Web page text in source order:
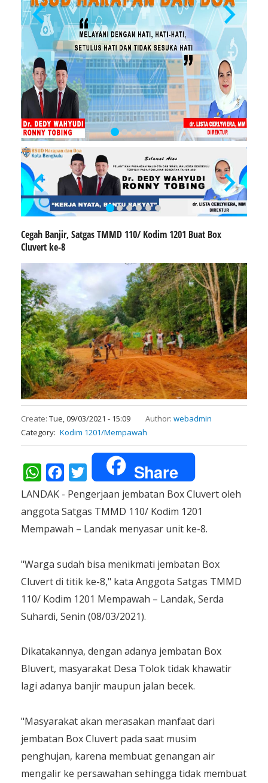
Cegah Banjir, Satgas TMMD 110/ Kodim 1201 Buat Box
Cluvert ke-8
Create: Tue, 09/03/2021 - 15:09 Author: webadmin
Category Kodim 1201/Mempawah
WhatsAppFacebookTwitter Share
LANDAK - Pengerjaan jembatan Box Cluvert oleh
anggota Satgas TMMD 110/ Kodim 1201
Mempawah – Landak menyasar unit ke-8.
"Warga sudah bisa menikmati jembatan Box
Cluvert di titik ke-8," kata Anggota Satgas TMMD
110/ Kodim 1201 Mempawah – Landak, Serda
Suhardi, Senin (08/03/2021).
Dikatakannya, dengan adanya jembatan Box
Bluvert, masyarakat Desa Tolok tidak khawatir
lagi adanya banjir maupun jalan becek.
"Masyarakat akan merasakan manfaat dari
jembatan Box Cluvert pada saat musim
penghujan, karena membuat genangan air
mengalir ke persawahan sehingga tidak membuat